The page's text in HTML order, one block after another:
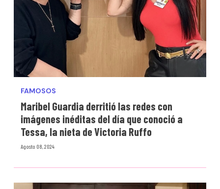
FAMOSOS
Maribel Guardia derritió las redes con
imágenes inéditas del día que conoció a
Tessa, la nieta de Victoria Ruffo
Agosto 08, 2024